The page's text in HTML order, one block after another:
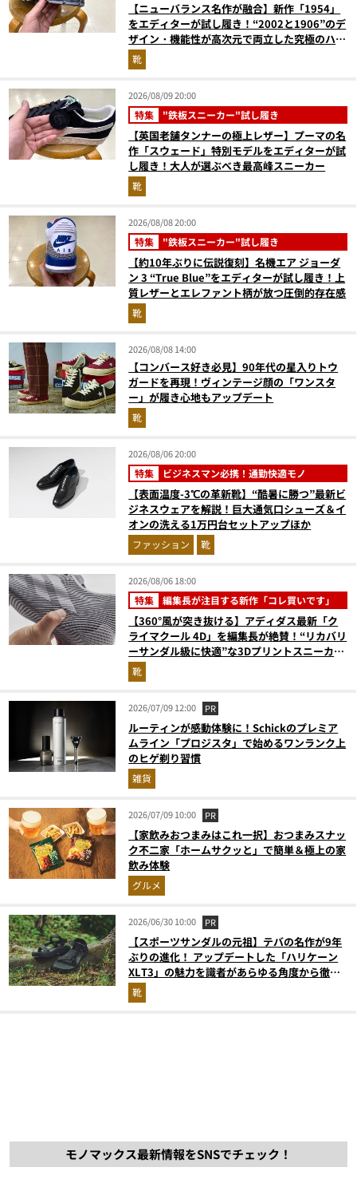
【ニューバランス名作が融合】新作「1954」
をエディターが試し履き！“2002と1906”のデ
ザイン・機能性が高次元で両立した究極のハイ
ブリッドスニーカー
靴
2026/08/09 20:00
特集 "鉄板スニーカー"試し履き
【英国老舗タンナーの極上レザー】プーマの名
作「スウェード」特別モデルをエディターが試
し履き！大人が選ぶべき最高峰スニーカー
靴
2026/08/08 20:00
特集 "鉄板スニーカー"試し履き
【約10年ぶりに伝説復刻】名機エア ジョーダ
ン 3 “True Blue”をエディターが試し履き！上
質レザーとエレファント柄が放つ圧倒的存在感
靴
2026/08/08 14:00
【コンバース好き必見】90年代の星入りトウ
ガードを再現！ヴィンテージ顔の「ワンスタ
ー」が履き心地もアップデート
靴
2026/08/06 20:00
特集 ビジネスマン必携！通勤快適モノ
【表面温度-3℃の革新靴】“酷暑に勝つ”最新ビ
ジネスウェアを解説！巨大通気口シューズ＆イ
オンの洗える1万円台セットアップほか
ファッション 靴
2026/08/06 18:00
特集 編集長が注目する新作「コレ買いです」
【360°風が突き抜ける】アディダス最新「ク
ライマクール 4D」を編集長が絶賛！“リカバリ
ーサンダル級に快適”な3Dプリントスニーカー
『コレ買いです』Vol.173
靴
2026/07/09 12:00 PR
ルーティンが感動体験に！Schickのプレミア
ムライン「プロジスタ」で始めるワンランク上
のヒゲ剃り習慣
雑貨
2026/07/09 10:00 PR
【家飲みおつまみはこれ一択】おつまみスナッ
ク不二家「ホームサクッと」で簡単＆極上の家
飲み体験
グルメ
2026/06/30 10:00 PR
【スポーツサンダルの元祖】テバの名作が9年
ぶりの進化！ アップデートした「ハリケーン
XLT3」の魅力を識者があらゆる角度から徹底
解説！
靴
モノマックス最新情報をSNSでチェック！